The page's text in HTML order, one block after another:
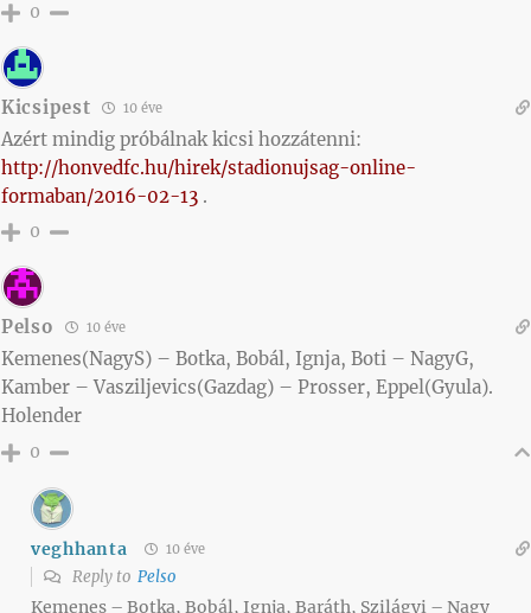
0
Kicsipest 10 éve
Azért mindig próbálnak kicsi hozzátenni:
http://honvedfc.hu/hirek/stadionujsag-online-
formaban/2016-02-13 .
0
Pelso 10 éve
Kemenes(NagyS) – Botka, Bobál, Ignja, Boti – NagyG,
Kamber – Vasziljevics(Gazdag) – Prosser, Eppel(Gyula).
Holender
0
veghhanta 10 éve
Reply to Pelso
Kemenes – Botka, Bobál, Ignja, Baráth, Szilágyi – Nagy